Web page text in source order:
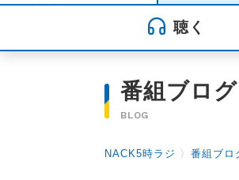
聴く
番組ブログ
BLOG
NACK5時ラジ 〉 番組ブロ